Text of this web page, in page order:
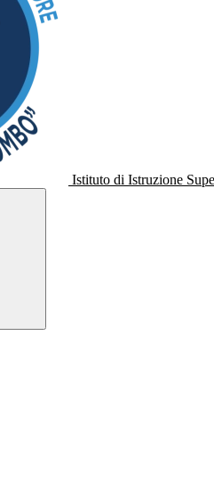
Istituto di Istruzione